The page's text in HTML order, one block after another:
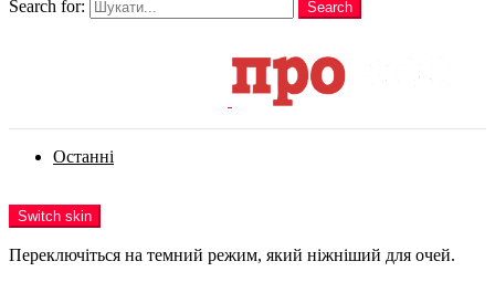
Search for:
Search
Останні
Switch skin
Переключіться на темний режим, який ніжніший для очей.